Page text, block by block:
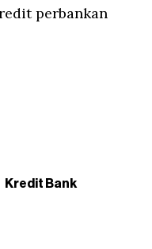
perbankan
Kredit Bank